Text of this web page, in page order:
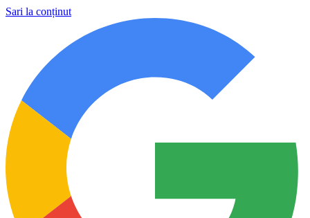
Sari la conținut